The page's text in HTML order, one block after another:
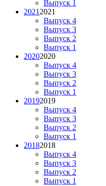
Выпуск 1
2021 2021
Выпуск 4
Выпуск 3
Выпуск 2
Выпуск 1
20202020
Выпуск 4
Выпуск 3
Выпуск 2
Выпуск 1
20192019
Выпуск 4
Выпуск 3
Выпуск 2
Выпуск 1
20182018
Выпуск 4
Выпуск 3
Выпуск 2
Выпуск 1